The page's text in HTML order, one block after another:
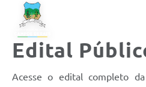
Edital
Acesse o edital completo